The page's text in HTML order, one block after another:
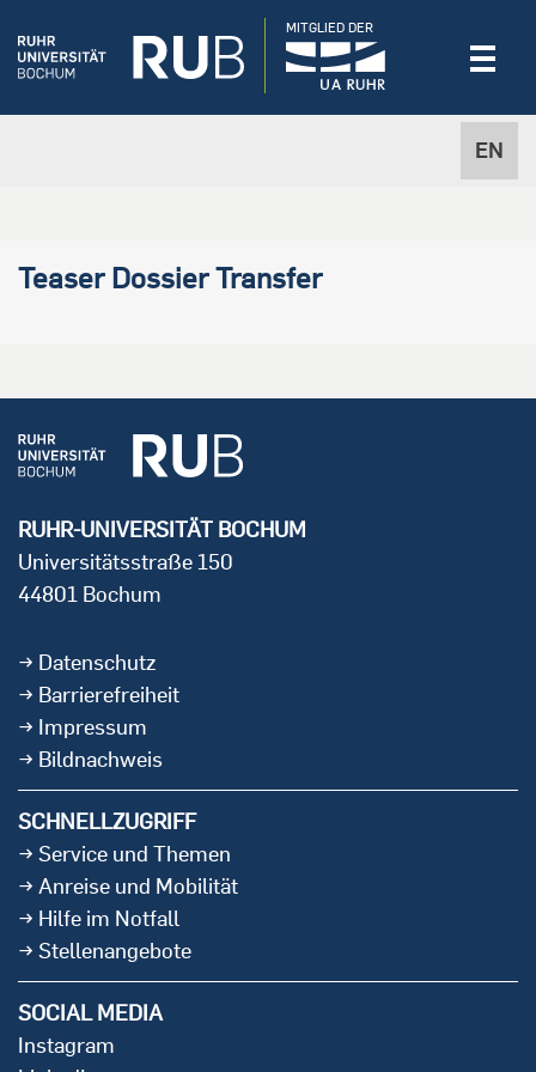
EN
MITGLIED DER
Teaser Dossier Transfer
RUHR-UNIVERSITÄT BOCHUM
Universitätsstraße 150
44801 Bochum
Datenschutz
Barrierefreiheit
Impressum
Bildnachweis
SCHNELLZUGRIFF
Service und Themen
Anreise und Mobilität
Hilfe im Notfall
Stellenangebote
SOCIAL MEDIA
Instagram